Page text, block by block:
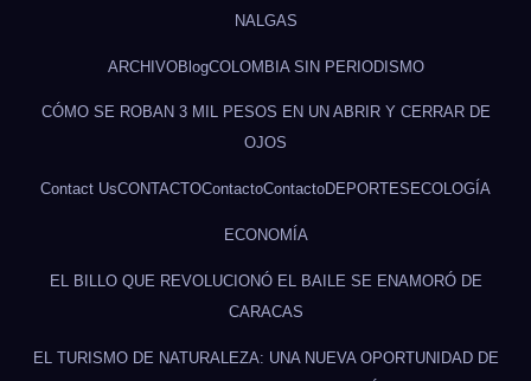
NALGAS
ARCHIVOBlogCOLOMBIA SIN PERIODISMO
CÓMO SE ROBAN 3 MIL PESOS EN UN ABRIR Y CERRAR DE
OJOS
Contact UsCONTACTOContactoContactoDEPORTES ECOLOGÍA
ECONOMÍA
EL BILLO QUE REVOLUCIONÓ EL BAILE SE ENAMORÓ DE
CARACAS
EL TURISMO DE NATURALEZA: UNA NUEVA OPORTUNIDAD DE